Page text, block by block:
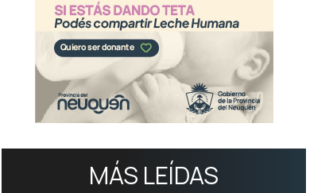
MÁS LEÍDAS